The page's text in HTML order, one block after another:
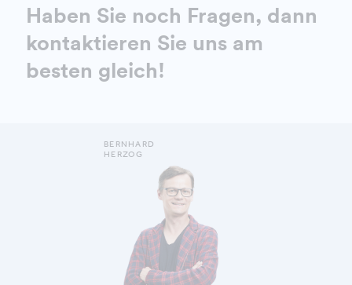
Haben Sie noch Fragen, dann
kontaktieren Sie uns am
besten gleich!
BERNHARD
HERZOG